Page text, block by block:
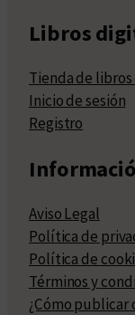
Libros
Tienda de
Inicio de sesión
Registro
Aviso Legal
Política de
Política de
Términos y
¿Cómo publicar